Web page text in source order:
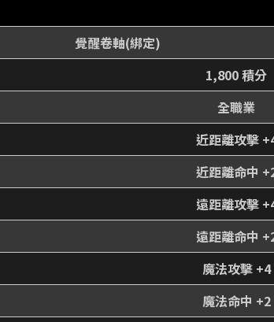
覺醒卷軸(綁定)
1,800 積分
全職業
近距離攻擊
近距離命中
遠距離攻擊
遠距離命中
魔法攻擊 +4
魔法命中 +2